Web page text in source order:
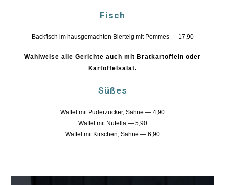
Fisch
Backfisch im hausgemachten Bierteig mit Pommes — 17,90
Wahlweise alle Gerichte auch mit Bratkartoffeln oder
Kartoffelsalat.
Süßes
Waffel mit Puderzucker, Sahne — 4,90
Waffel mit Nutella — 5,90
Waffel mit Kirschen, Sahne — 6,90